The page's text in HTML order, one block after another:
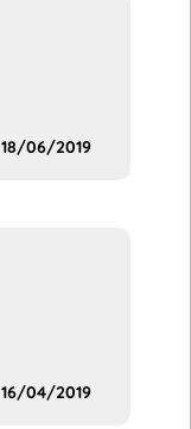
18/06/2019
16/04/2019